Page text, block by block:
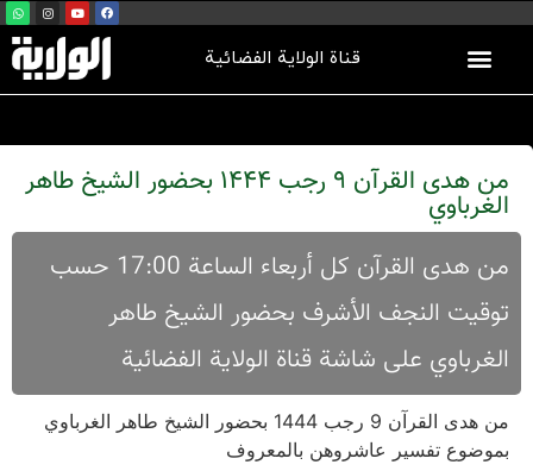
قناة الولاية الفضائية
من هدى القرآن 9 رجب 1444 بحضور الشيخ طاهر
الغرباوي
من هدی القرآن کل أربعاء الساعة 17:00 حسب
توقیت النجف الأشرف بحضور الشیخ طاهر
الغرباوي علی شاشة قناة الولایة الفضائیة
من هدى القرآن 9 رجب 1444 بحضور الشيخ طاهر الغرباوي
بموضوع تفسير عاشروهن بالمعروف